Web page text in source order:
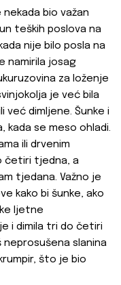
bio važan
teških poslova na
nije bilo posla na
namirila josag
za loženje
je već bila
već dimljene. Šunke i
kada se meso ohladi.
ili drvenim
četiri tjedna, a
tjedana. Važno je
kako bi šunke, ako
ljetne
i dimila tri do četiri
neprosušena slanina
što je bio